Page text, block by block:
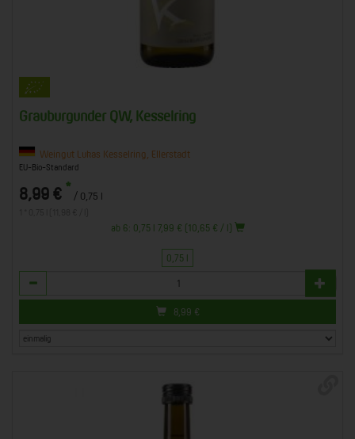
Grauburgunder QW, Kesselring
Weingut Lukas Kesselring, Ellerstadt
EU-Bio-Standard
8,99 € * / 0,75 l
ab 6: 0,75 l 7,99 € (10,65 € / l)
0,75 l
Anzahl
8,99 €